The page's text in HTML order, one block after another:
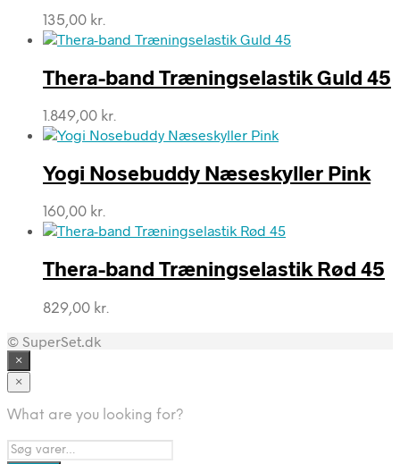
135,00 kr.
Thera-band Træningselastik Guld 45
1.849,00 kr.
Yogi Nosebuddy Næseskyller Pink
160,00 kr.
Thera-band Træningselastik Rød 45
829,00 kr.
© SuperSet.dk
×
×
What are you looking for?